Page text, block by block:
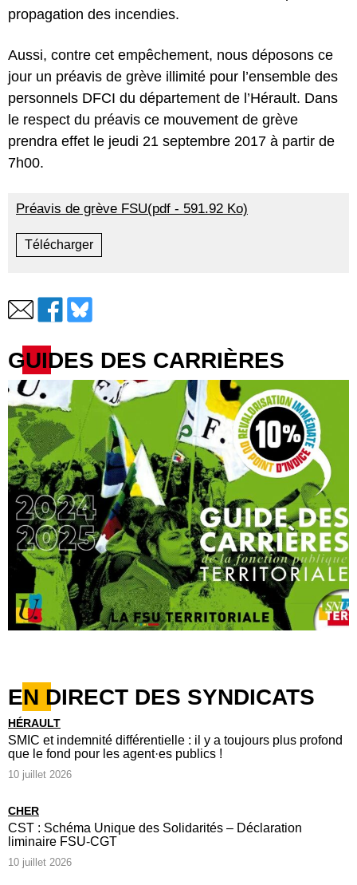
propagation des incendies.
Aussi, contre cet empêchement, nous déposons ce
jour un préavis de grève illimité pour l’ensemble des
personnels DFCI du département de l’Hérault. Dans
le respect du préavis ce mouvement de grève
prendra effet le jeudi 21 septembre 2017 à partir de
7h00.
Préavis de grève FSU(pdf - 591.92 Ko)
Télécharger
GUIDES DES CARRIÈRES
EN DIRECT DES SYNDICATS
HÉRAULT
SMIC et indemnité différentielle : il y a toujours plus profond
que le fond pour les agent·es publics !
10 juillet 2026
CHER
CST : Schéma Unique des Solidarités – Déclaration
liminaire FSU-CGT
10 juillet 2026